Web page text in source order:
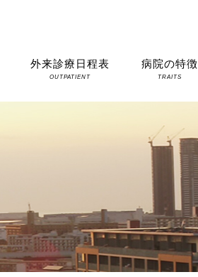
病院の特徴
TRAITS
外来診療日程表
OUTPATIENT